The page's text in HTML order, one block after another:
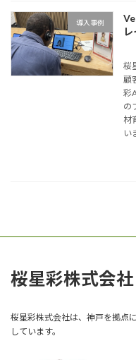
導入事例
桜
顧
彩
の
材
い
桜星彩株式会社
桜星彩株式会社は、神戸を拠点
しています。